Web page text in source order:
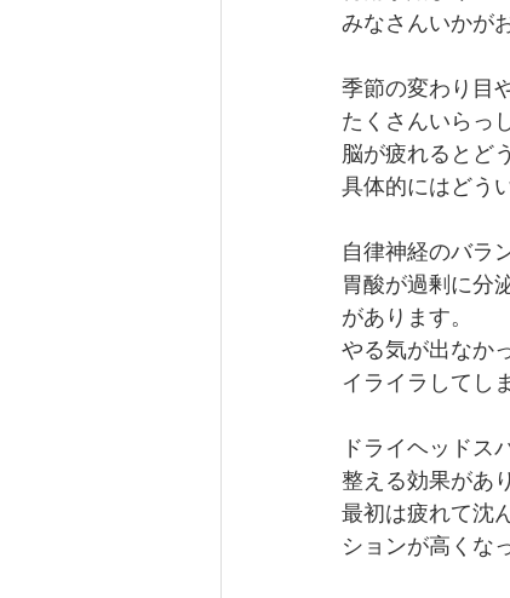
みなさんいかが
季節の変わり目
たくさんいらっ
脳が疲れるとど
具体的にはどう
自律神経のバラ
胃酸が過剰に分
があります。
やる気が出なか
イライラしてし
ドライヘッドス
整える効果があ
最初は疲れて沈
ションが高くな